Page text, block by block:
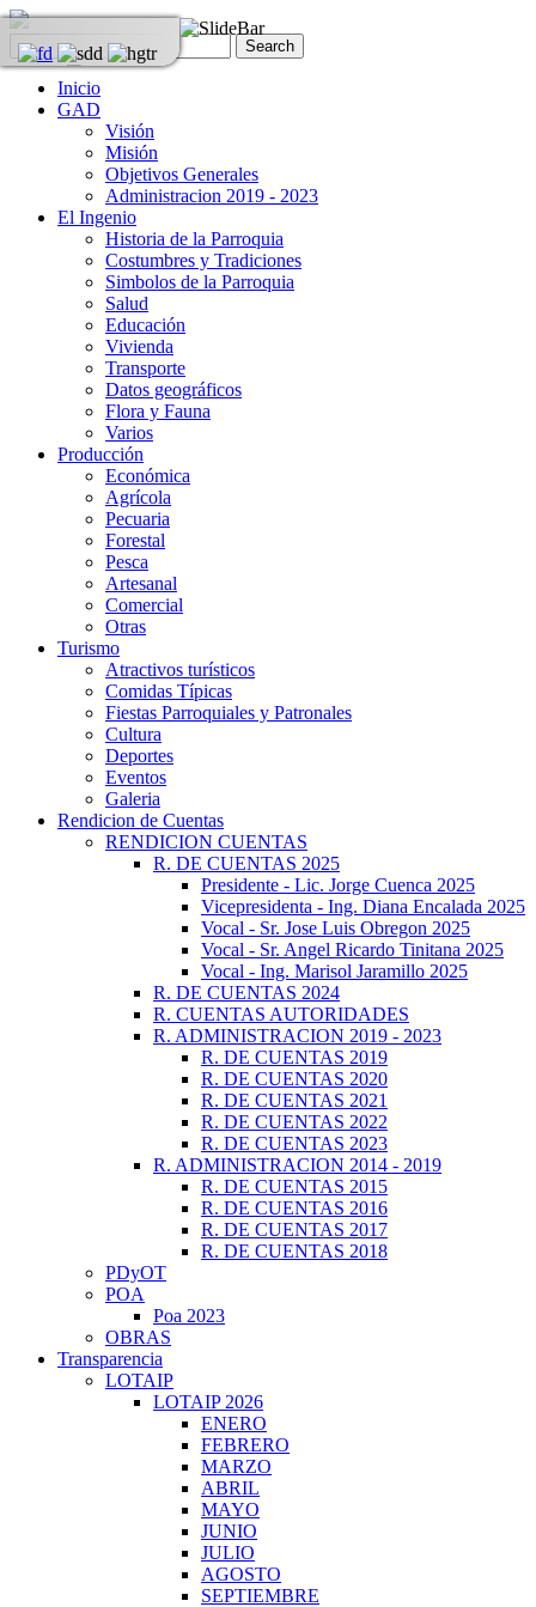
Inicio
GAD
Visión
Misión
Objetivos Generales
Administracion 2019 - 2023
El Ingenio
Historia de la Parroquia
Costumbres y Tradiciones
Simbolos de la Parroquia
Salud
Educación
Vivienda
Transporte
Datos geográficos
Flora y Fauna
Varios
Producción
Económica
Agrícola
Pecuaria
Forestal
Pesca
Artesanal
Comercial
Otras
Turismo
Atractivos turísticos
Comidas Típicas
Fiestas Parroquiales y Patronales
Cultura
Deportes
Eventos
Galeria
Rendicion de Cuentas
RENDICION CUENTAS
R. DE CUENTAS 2025
Presidente - Lic. Jorge Cuenca 2025
Vicepresidenta - Ing. Diana Encalada 2025
Vocal - Sr. Jose Luis Obregon 2025
Vocal - Sr. Angel Ricardo Tinitana 2025
Vocal - Ing. Marisol Jaramillo 2025
R. DE CUENTAS 2024
R. CUENTAS AUTORIDADES
R. ADMINISTRACION 2019 - 2023
R. DE CUENTAS 2019
R. DE CUENTAS 2020
R. DE CUENTAS 2021
R. DE CUENTAS 2022
R. DE CUENTAS 2023
R. ADMINISTRACION 2014 - 2019
R. DE CUENTAS 2015
R. DE CUENTAS 2016
R. DE CUENTAS 2017
R. DE CUENTAS 2018
PDyOT
POA
Poa 2023
OBRAS
Transparencia
LOTAIP
LOTAIP 2026
ENERO
FEBRERO
MARZO
ABRIL
MAYO
JUNIO
JULIO
AGOSTO
SEPTIEMBRE